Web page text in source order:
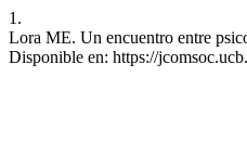
1.
Lora ME. Un encuentro entre
Disponible en: https://